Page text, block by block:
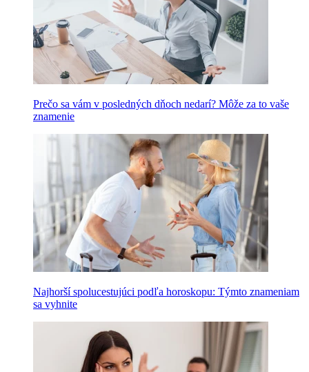
Prečo sa vám v posledných dňoch nedarí? Môže za to vaše
znamenie
Najhorší spolucestujúci podľa horoskopu: Týmto znameniam
sa vyhnite